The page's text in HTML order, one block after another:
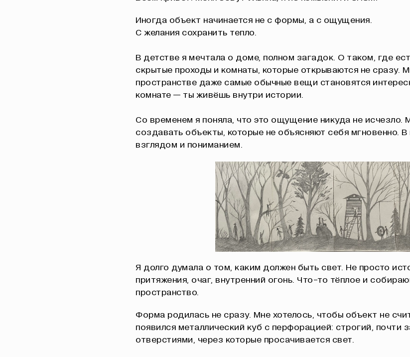
Иногда объект начинается не с формы, а с ощущения.
С желания сохранить тепло.
В детстве я мечтала о доме, полном загадок. О таком, где
скрытые проходы и комнаты, которые открываются не сразу.
пространстве даже самые обычные вещи становятся
комнате — ты живёшь внутри истории.
Со временем я поняла, что это ощущение никуда не исчезло.
создавать объекты, которые не объясняют себя мгновенно.
взглядом и пониманием.
Я долго думала о том, каким должен быть свет. Не просто
притяжения, очаг, внутренний огонь. Что-то тёплое и
пространство.
Форма родилась не сразу. Мне хотелось, чтобы объект не
появился металлический куб с перфорацией: строгий, почти
отверстиями, через которые просачивается свет.